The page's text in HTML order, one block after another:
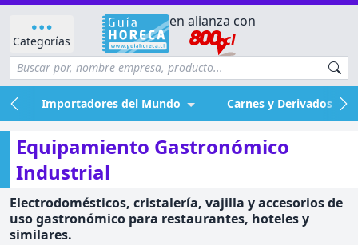
Categorías
en alianza con
Importadores del Mundo Carnes y Derivados
Equipamiento Gastronómico
Industrial
Electrodomésticos, cristalería, vajilla y accesorios de
uso gastronómico para restaurantes, hoteles y
similares.